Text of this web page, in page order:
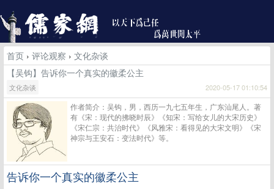
首页 › 评论观察 › 文化杂谈
【吴钩】告诉你一个真实的徽柔公主
文化杂谈 2020-05-17 01:10:54
作者简介：吴钩，男，西历一九七五年生，广东汕尾人。著
有《宋：现代的拂晓时辰》《知宋：写给女儿的大宋历史》
《宋仁宗：共治时代》《风雅宋：看得见的大宋文明》《宋
神宗与王安石：变法时代》等。
告诉你一个真实的徽柔公主